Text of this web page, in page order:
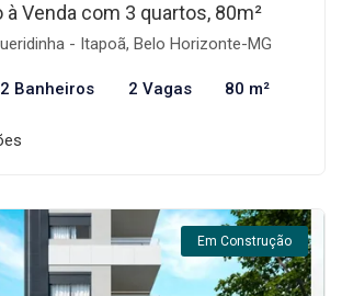
Venda com 3 quartos, 80m²
- Itapoã, Belo Horizonte-MG
2 Banheiros 2 Vagas 80 m²
Em Construção